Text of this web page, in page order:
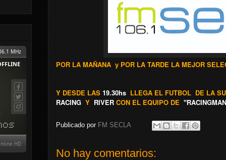
POR LA MAÑANA y POR LA TARDE LA MEJOR
Y DESDE LAS 19.30hs LLEGA EL FUTBOL DE LA
RACING Y RIVER CON EL EQUIPO DE
Publicado por FM SECLA
No hay comentarios: